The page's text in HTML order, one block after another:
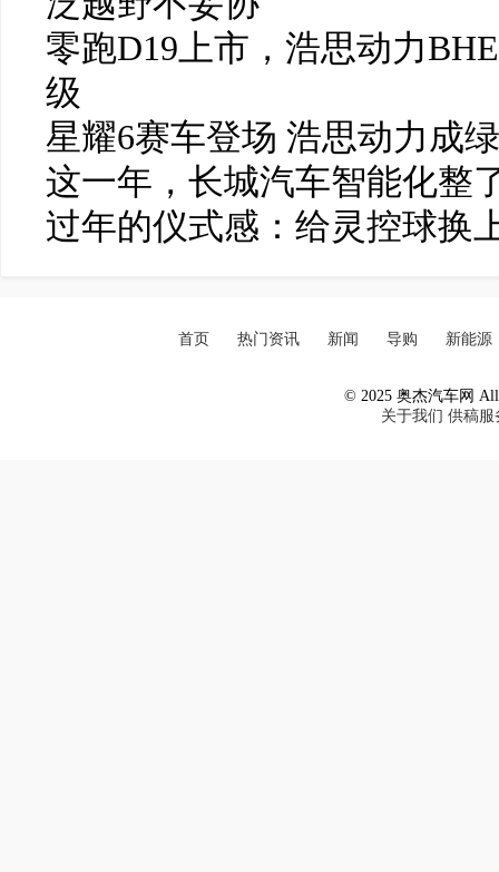
零跑D19上市，浩思动力
级
星耀6赛车登场 浩思动力成
这一年，长城汽车智能化整
过年的仪式感：给灵控球换
首页 热门资讯 新闻 导购 新能源
© 2025 奥杰汽车网 All
关于我们 供稿服